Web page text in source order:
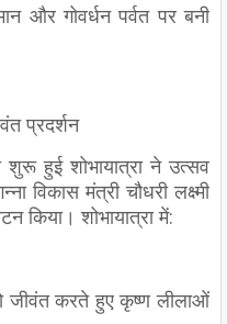
और गोवर्धन पर्वत पर बनी
प्रदर्शन
हुई शोभायात्रा ने उत्सव
विकास मंत्री चौधरी लक्ष्मी
किया। शोभायात्रा में:
जीवंत करते हुए कृष्ण लीलाओं